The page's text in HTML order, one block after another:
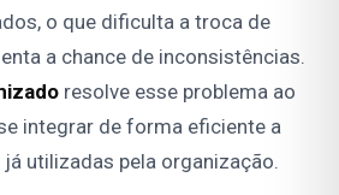
o que dificulta a troca de
a chance de inconsistências.
resolve esse problema ao
integrar de forma eficiente a
utilizadas pela organização.